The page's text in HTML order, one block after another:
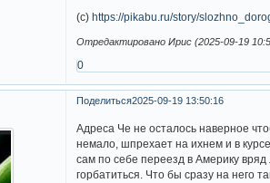
(с)https://pikabu.ru/story/
Отредактировано Ирис (2025-09-19
0
Поделиться2025-09-19 13:50:16
Адреса Че не осталось наверное
немало, шпрехает на ихнем и в
сам по себе переезд в Америку
горбатиться. Что бы сразу на него